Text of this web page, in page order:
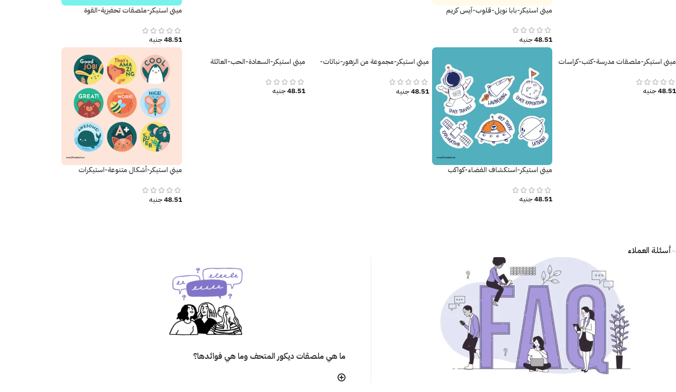
ميني استيكر-بابا نويل-قلوب-آيس كريم
48.51جنيه
ميني استيكر-ملصقات تحفيزية-القوة
48.51جنيه
ميني استيكر-ملصقات مدرسة-كتب-كراسات
48.51جنيه
ميني استيكر-استكشاف الفضاء-كواكب
48.51جنيه
ميني استيكر-مجموعة من الزهور-نباتات-
48.51جنيه
ميني استيكر-السعادة-الحب-العائلة
48.51جنيه
ميني استيكر-أشكال متنوعة-استيكرات
48.51جنيه
أسئلة العملاء
ما هي ملصقات ديكور المتحف وما هي فوائدها؟